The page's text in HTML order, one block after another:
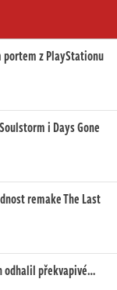
portem z PlayStationu
i Days Gone
remake The Last
odhalil překvapivé…